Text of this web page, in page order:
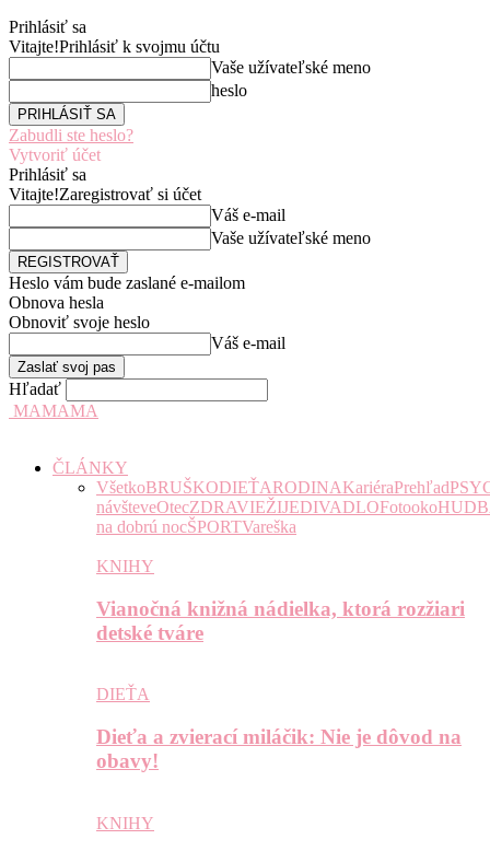
Prihlásiť sa
Vitajte!Prihlásiť k svojmu účtu
Vaše užívateľské meno
heslo
Zabudli ste heslo?
Vytvoriť účet
Prihlásiť sa
Vitajte!Zaregistrovať si účet
Váš e-mail
Vaše užívateľské meno
Heslo vám bude zaslané e-mailom
Obnova hesla
Obnoviť svoje heslo
Váš e-mail
Hľadať
MAMAMA
ČLÁNKY
VšetkoBRUŠKODIEŤARODINAKariéraPrehľad
návšteveOtecZDRAVIEŽIJEDIVADLOFotooko
na dobrú nocŠPORTVareška
KNIHY
Vianočná knižná nádielka, ktorá rozžiari
detské tváre
DIEŤA
Dieťa a zvierací miláčik: Nie je dôvod na
obavy!
KNIHY